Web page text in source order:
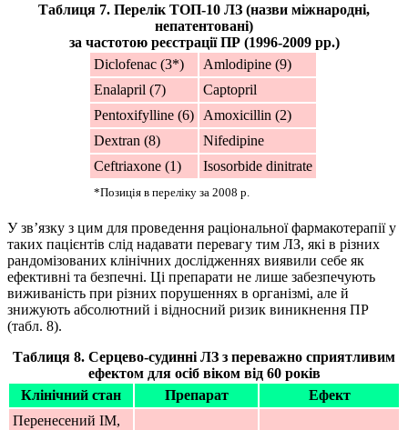
Таблиця 7. Перелік ТОП-10 ЛЗ (назви міжнародні,
непатентовані)
за частотою реєстрації ПР (1996-2009 рр.)
Diclofenac (3*)
Amlodipine (9)
Enalapril (7)
Captopril
Pentoxifylline (6)
Amoxicillin (2)
Dextran (8)
Nifedipine
Ceftriaxone (1)
Isosorbide dinitrate
*Позиція в переліку за 2008 р.
У зв’язку з цим для проведення раціональної фармакотерапії у
таких пацієнтів слід надавати перевагу тим ЛЗ, які в різних
рандомізованих клінічних дослідженнях виявили себе як
ефективні та безпечні. Ці препарати не лише забезпечують
виживаність при різних порушеннях в організмі, але й
знижують абсолютний і відносний ризик виникнення ПР
(табл. 8).
Таблиця 8. Серцево-судинні ЛЗ з переважно сприятливим
ефектом для осіб віком від 60 років
Клінічний стан
Препарат
Ефект
Перенесений ІМ,